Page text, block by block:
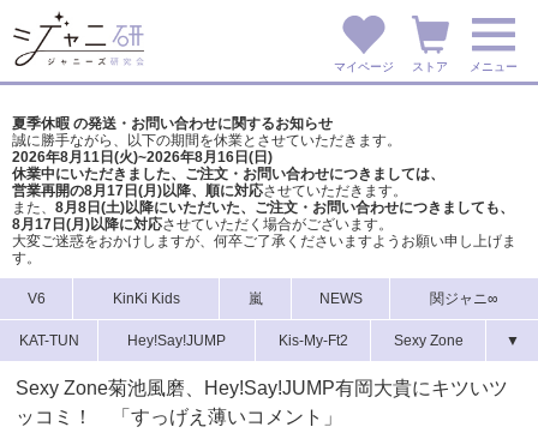
マイページ ストア メニュー
夏季休暇 の発送・お問い合わせに関するお知らせ
誠に勝手ながら、以下の期間を休業とさせていただきます。
2026年8月11日(火)~2026年8月16日(日)
休業中にいただきました、ご注文・お問い合わせにつきましては、
営業再開の8月17日(月)以降、順に対応させていただきます。
また、 8月8日(土)以降にいただいた、ご注文・ お問い合わせにつきましても、
8月17日(月)以降に対応させていただく場合がございます。
大変ご迷惑をおかけしますが、 何卒ご了承くださいますようお願い申し上げま
す。
V6 KinKi Kids 嵐 NEWS 関ジャニ∞
KAT-TUN Hey!Say!JUMP Kis-My-Ft2 Sexy Zone ▼
Sexy Zone菊池風磨、Hey!Say!JUMP有岡大貴にキツいツ
ッコミ！ 「すっげえ薄いコメント」